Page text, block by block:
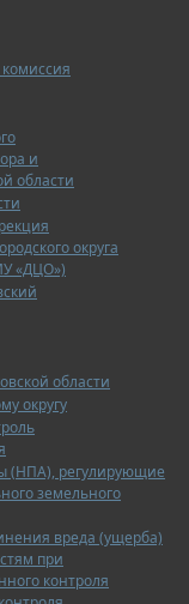
и
области
округа
«ДЦО»)
области
округу
(НПА), регулирующие
земельного
вреда (ущерба)
при
контроля